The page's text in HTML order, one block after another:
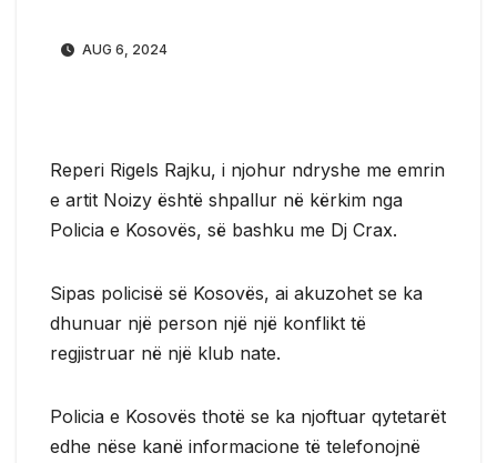
AUG 6, 2024
Reperi Rigels Rajku, i njohur ndryshe me emrin
e artit Noizy është shpallur në kërkim nga
Policia e Kosovës, së bashku me Dj Crax.
Sipas policisë së Kosovës, ai akuzohet se ka
dhunuar një person një një konflikt të
regjistruar në një klub nate.
Policia e Kosovës thotë se ka njoftuar qytetarët
edhe nëse kanë informacione të telefonojnë